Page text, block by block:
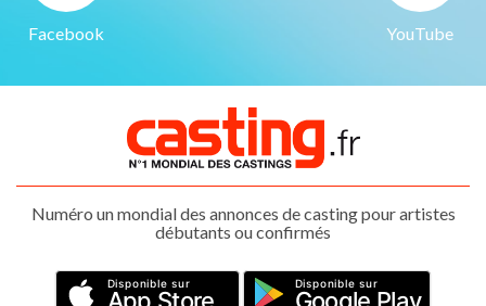
Facebook YouTube
Numéro un mondial des annonces de casting pour artistes
débutants ou confirmés
Disponible sur
App Store
Disponible sur
Google Play